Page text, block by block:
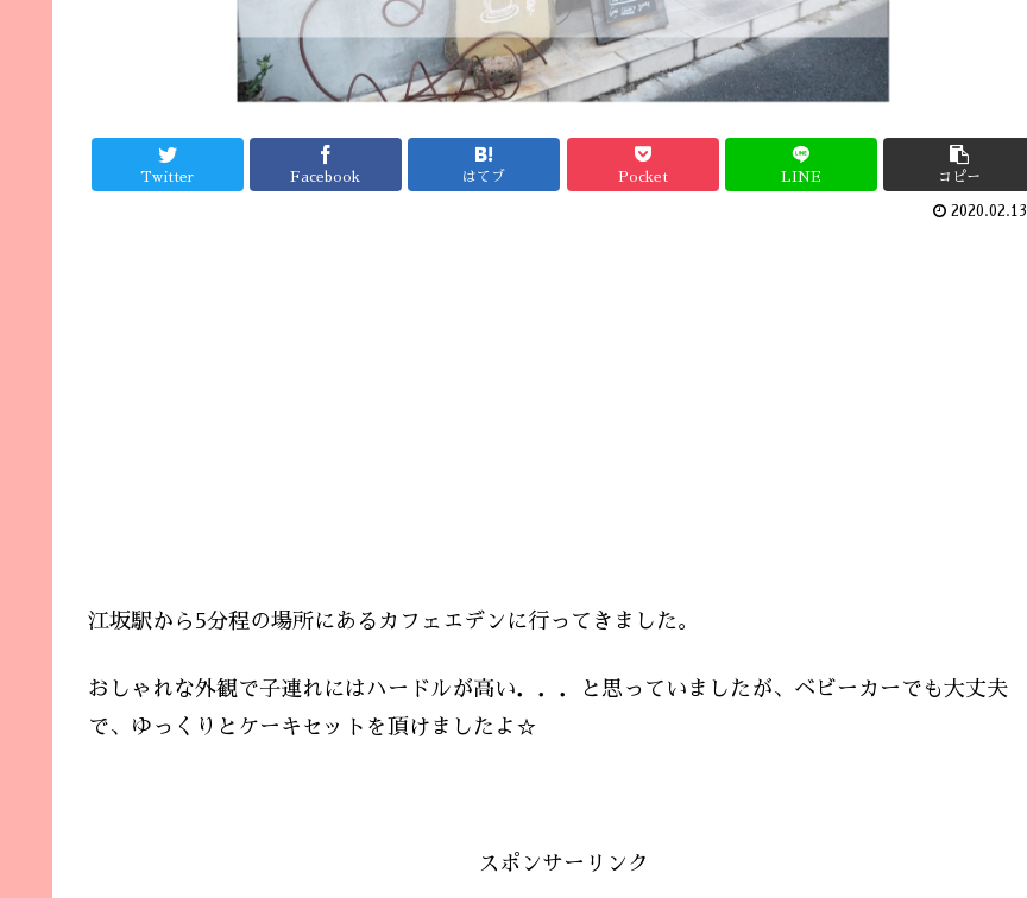
Twitter Facebook はてブ Pocket LINE コピー
2020.02.13
江坂駅から5分程の場所にあるカフェエデンに行ってきました。
おしゃれな外観で子連れにはハードルが高い．．．と思っていましたが、ベビーカーでも大丈夫
で、ゆっくりとケーキセットを頂けましたよ☆
スポンサーリンク